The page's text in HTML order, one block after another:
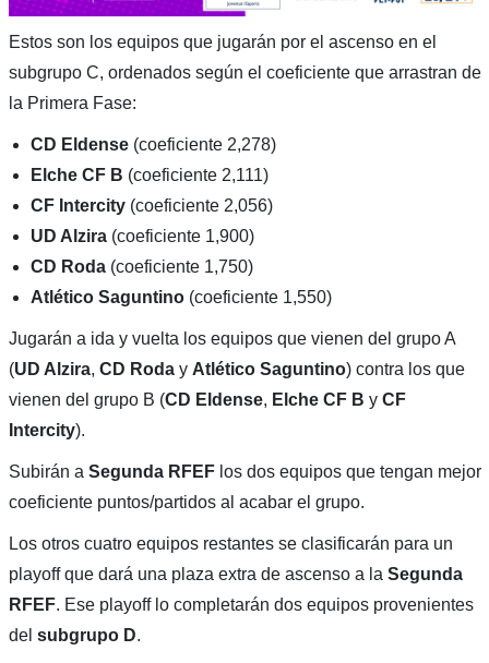
Estos son los equipos que jugarán por el ascenso en el
subgrupo C, ordenados según el coeficiente que arrastran de
la Primera Fase:
CD Eldense(coeficiente 2,278)
Elche CF B (coeficiente 2,111)
CF Intercity(coeficiente 2,056)
UD Alzira (coeficiente 1,900)
CD Roda (coeficiente 1,750)
Atlético Saguntino (coeficiente 1,550)
Jugarán a ida y vuelta los equipos que vienen del grupo A
(UD Alzira, CD Roday Atlético Saguntino) contra los que
vienen del grupo B (CD Eldense, Elche CF B y CF
Intercity).
Subirán a Segunda RFEFlos dos equipos que tengan mejor
coeficiente puntos/partidos al acabar el grupo.
Los otros cuatro equipos restantes se clasificarán para un
playoff que dará una plaza extra de ascenso a la Segunda
RFEF. Ese playoff lo completarán dos equipos provenientes
del subgrupo D.